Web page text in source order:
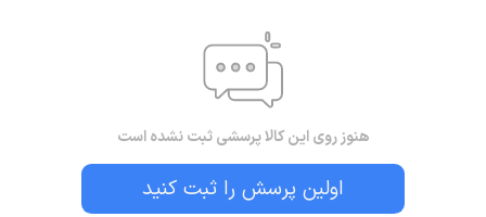
هنوز روی این کالا پرسشی ثبت نشده است
اولین پرسش را ثبت کنید